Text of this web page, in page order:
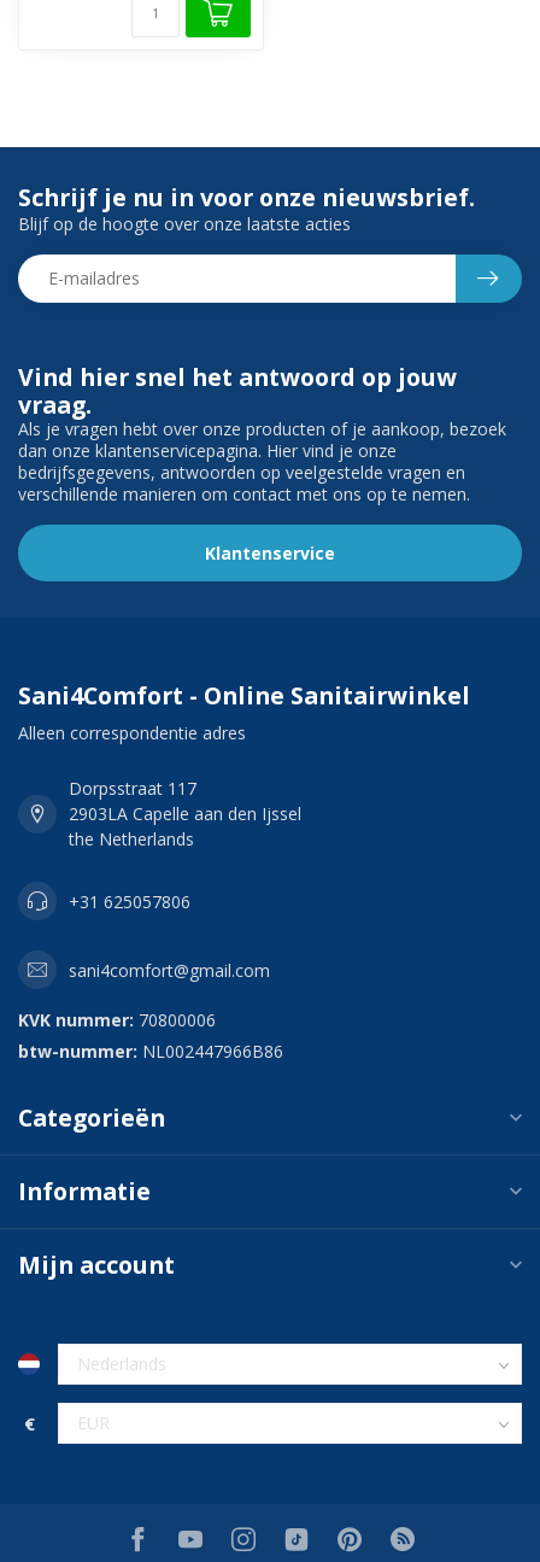
Vind hier snel het antwoord op jouw
vraag.
Als je vragen hebt over onze producten of je aankoop, bezoek
dan onze klantenservicepagina. Hier vind je onze
bedrijfsgegevens, antwoorden op veelgestelde vragen en
verschillende manieren om contact met ons op te nemen.
Klantenservice
Schrijf je nu in voor onze nieuwsbrief.
Blijf op de hoogte over onze laatste acties
Sani4Comfort - Online Sanitairwinkel
Alleen correspondentie adres
Dorpsstraat 117
2903LA Capelle aan den Ijssel
the Netherlands
+31 625057806
sani4comfort@gmail.com
KVK nummer: 70800006
btw-nummer: NL002447966B86
Categorieën
Informatie
Mijn account
€